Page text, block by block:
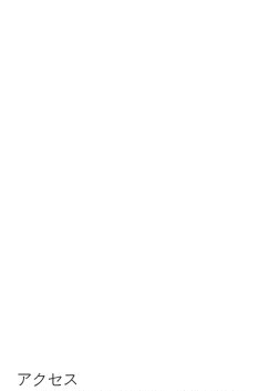
アクセス